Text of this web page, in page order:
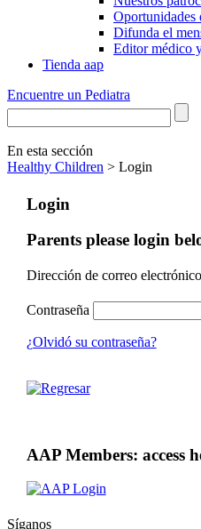
Oportunidades
Difunda el
Editor médico
Tienda aap
Encuentre un Pediatra
En esta sección
Healthy Children > Login
Login
Parents please login
Dirección de correo electrónico
Contraseña
¿Olvidó su contraseña?
AAP Members: access
Síganos